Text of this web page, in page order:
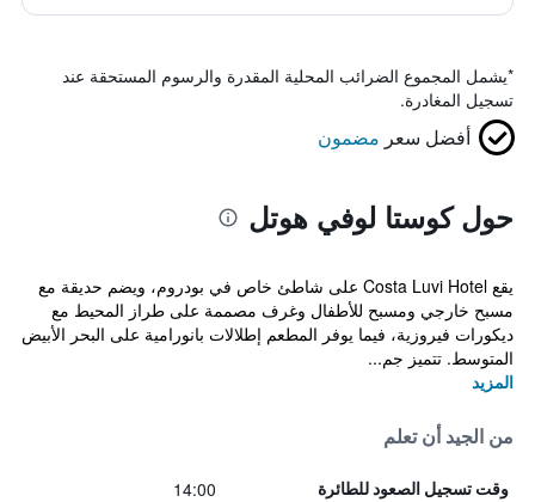
*يشمل المجموع الضرائب المحلية المقدرة والرسوم المستحقة عند
تسجيل المغادرة.
أفضل سعر مضمون
حول كوستا لوفي هوتل
يقع Costa Luvi Hotel على شاطئ خاص في بودروم، ويضم حديقة مع
مسبح خارجي ومسبح للأطفال وغرف مصممة على طراز المحيط مع
ديكورات فيروزية، فيما يوفر المطعم إطلالات بانورامية على البحر الأبيض
المتوسط. تتميز جم...
المزيد
من الجيد أن تعلم
وقت تسجيل الصعود للطائرة 14:00